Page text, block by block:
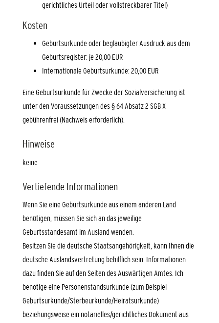
gerichtliches Urteil oder vollstreckbarer Titel)
Kosten
Geburtsurkunde oder beglaubigter Ausdruck aus dem
Geburtsregister: je 20,00 EUR
Internationale Geburtsurkunde: 20,00 EUR
Eine Geburtsurkunde für Zwecke der Sozialversicherung ist
unter den Voraussetzungen des § 64 Absatz 2 SGB X
gebührenfrei (Nachweis erforderlich).
Hinweise
keine
Vertiefende Informationen
Wenn Sie eine Geburtsurkunde aus einem anderen Land
benötigen, müssen Sie sich an das jeweilige
Geburtsstandesamt im Ausland wenden.
Besitzen Sie die deutsche Staatsangehörigkeit, kann Ihnen die
deutsche Auslandsvertretung behilflich sein. Informationen
dazu finden Sie auf den Seiten des Auswärtigen Amtes. Ich
benötige eine Personenstandsurkunde (zum Beispiel
Geburtsurkunde/Sterbeurkunde/Heiratsurkunde)
beziehungsweise ein notarielles/gerichtliches Dokument aus